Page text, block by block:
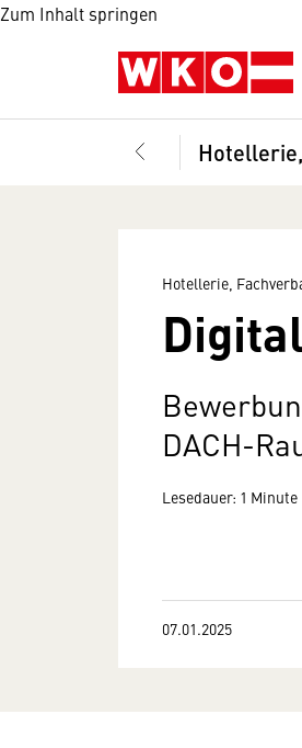
Zum Inhalt springen
Hotellerie,
DACH-
Lesedauer: 1 Minute
07.01.2025